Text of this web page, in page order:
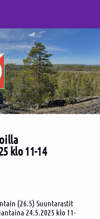
etusivulle
klo 11-14
(26.5) Suuntarastit
24.5.2025 klo 11-